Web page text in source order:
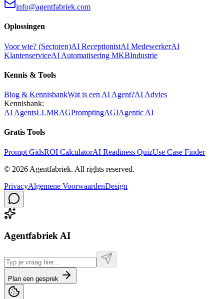
info@agentfabriek.com
Oplossingen
Voor wie? (Sectoren)AI ReceptionistAI MedewerkerAI
KlantenserviceAI Automatisering MKBIndustrie
Kennis & Tools
Blog & KennisbankWat is een AI Agent?AI Advies
Kennisbank:
AI AgentsLLMRAGPromptingAGIAgentic AI
Gratis Tools
Prompt GidsROI CalculatorAI Readiness QuizUse Case Finder
© 2026 Agentfabriek. All rights reserved.
PrivacyAlgemene VoorwaardenDesign
Agentfabriek AI
Plan een gesprek